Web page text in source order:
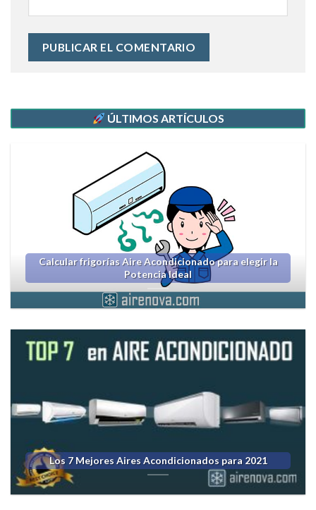
ÚLTIMOS ARTÍCULOS
Calcular frigorías Aire Acondicionado para elegir la
Potencia Ideal
Los 7 Mejores Aires Acondicionados para 2021